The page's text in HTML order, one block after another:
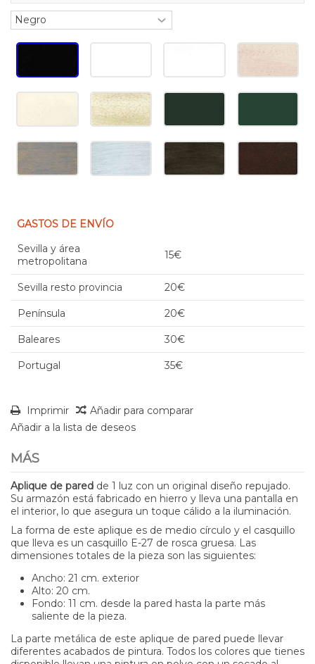
GASTOS DE ENVÍO
Sevilla y área
metropolitana
15€
Sevilla resto provincia 20€
Península 20€
Baleares 30€
Portugal 35€
Imprimir
Añadir para comparar
Añadir a la lista de deseos
MÁS
Aplique de pared de 1 luz con un original diseño repujado.
Su armazón está fabricado en hierro y lleva una pantalla en
el interior, lo que asegura un toque cálido a la iluminación.
La forma de este aplique es de medio círculo y el casquillo
que lleva es un casquillo E-27 de rosca gruesa. Las
dimensiones totales de la pieza son las siguientes:
Ancho: 21 cm. exterior
Alto: 20 cm.
Fondo: 11 cm. desde la pared hasta la parte más
saliente de la pieza.
La parte metálica de este aplique de pared puede llevar
diferentes acabados de pintura. Todos los colores que tienes